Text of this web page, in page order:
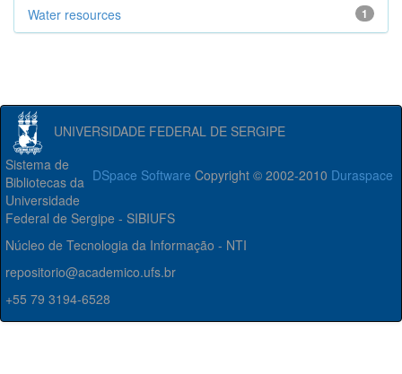
1
Water resources
UNIVERSIDADE FEDERAL DE SERGIPE
DSpace Software Copyright © 2002-2010 Duraspace
Sistema de
Bibliotecas da
Universidade
Federal de Sergipe - SIBIUFS
Núcleo de Tecnologia da Informação - NTI
repositorio@academico.ufs.br
+55 79 3194-6528